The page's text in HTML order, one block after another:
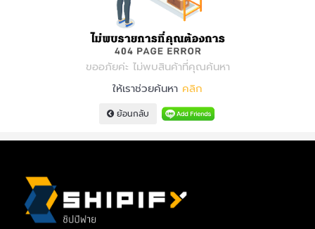
ขออภัยค่ะ ไม่พบสินค้าที่คุณค้นหา
ให้เราช่วยค้นหา คลิก
ย้อนกลับ